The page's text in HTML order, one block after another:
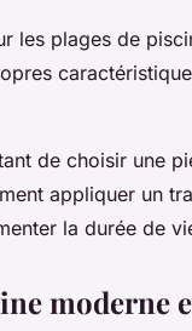
les plages de
de choisir une
appliquer un
la durée de
moderne